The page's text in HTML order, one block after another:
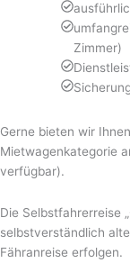
Zimmer)
Gerne bieten wir
Mietwagenkategorie
verfügbar).
Die Selbstfahrerreise
selbstverständlich
Fähranreise erfolgen.